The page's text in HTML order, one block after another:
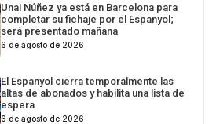
Unai Núñez ya está en Barcelona para
completar su fichaje por el Espanyol;
será presentado mañana
6 de agosto de 2026
El Espanyol cierra temporalmente las
altas de abonados y habilita una lista de
espera
6 de agosto de 2026